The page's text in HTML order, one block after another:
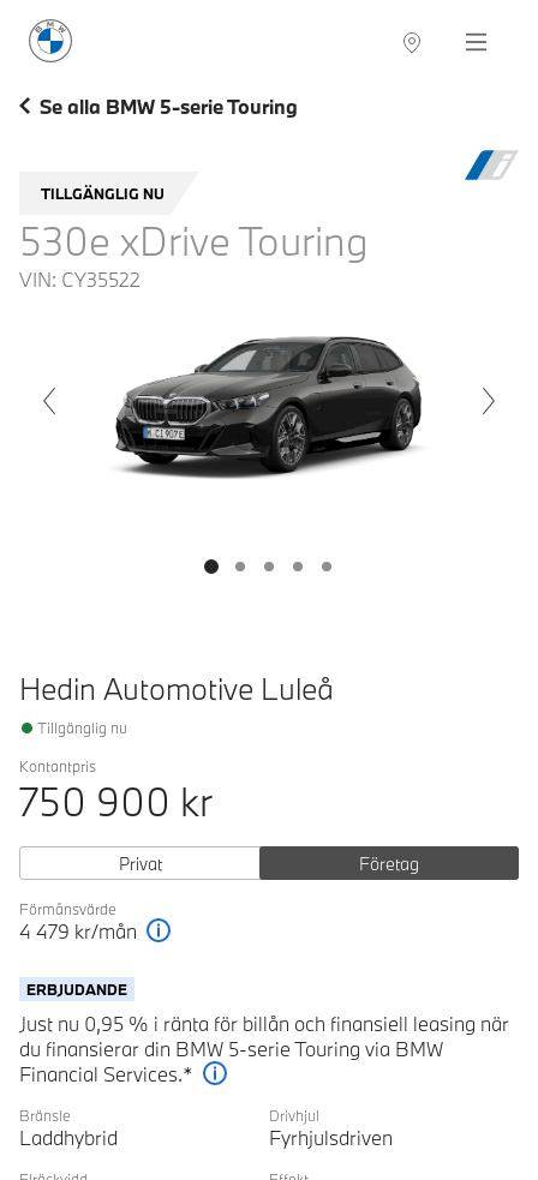
BMW Sverige Navigation
Se alla BMW 5-serie Touring
TILLGÄNGLIG NU
530e xDrive Touring
VIN: CY35522
Hedin Automotive Luleå
Tillgänglig nu
Kontantpris
750 900 kr
Privat Företag
Förmånsvärde
4 479 kr/mån
ERBJUDANDE
Just nu 0,95 % i ränta för billån och finansiell leasing när
du finansierar din BMW 5-serie Touring via BMW
Financial Services.*
Bränsle
Laddhybrid
Drivhjul
Fyrhjulsdriven